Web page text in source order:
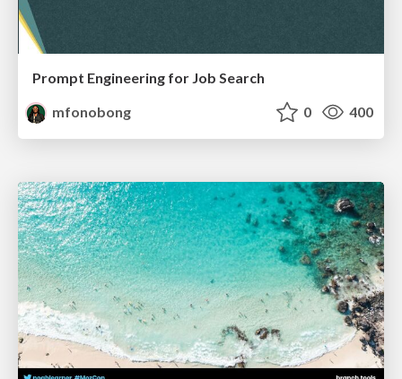
Prompt Engineering for Job Search
mfonobong
0 400